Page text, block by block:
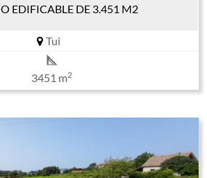
EDIFICABLE DE 3.451 M2
Tui
3451 m2